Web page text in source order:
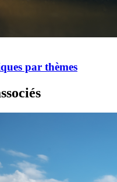
par thèmes